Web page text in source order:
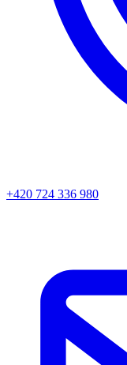
+420 724 336 980